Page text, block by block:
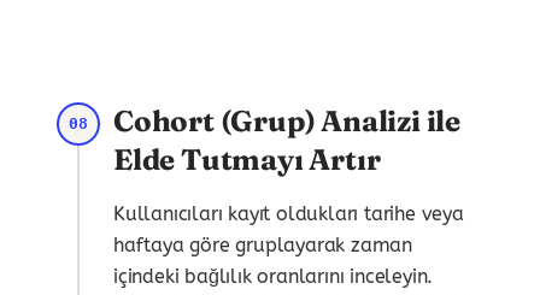
08
Cohort (Grup) Analizi ile
Elde Tutmayı Artır
Kullanıcıları kayıt oldukları tarihe veya
haftaya göre gruplayarak zaman
içindeki bağlılık oranlarını inceleyin.